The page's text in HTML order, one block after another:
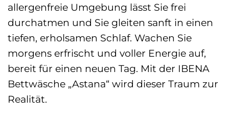
allergenfreie Umgebung lässt Sie frei
durchatmen und Sie gleiten sanft in einen
tiefen, erholsamen Schlaf. Wachen Sie
morgens erfrischt und voller Energie auf,
bereit für einen neuen Tag. Mit der IBENA
Bettwäsche „Astana“ wird dieser Traum zur
Realität.